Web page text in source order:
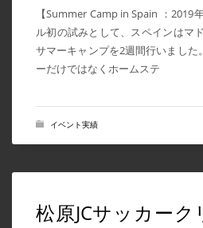
2021年7月
2021年5月
2021年4月
2020年10月
【Summer Camp in Spain ：2019
ル初の試みとして、スペインはマ
サマーキャンプを2週間行いました
ーだけではなくホームステ
イベント実績
松原JCサッカー